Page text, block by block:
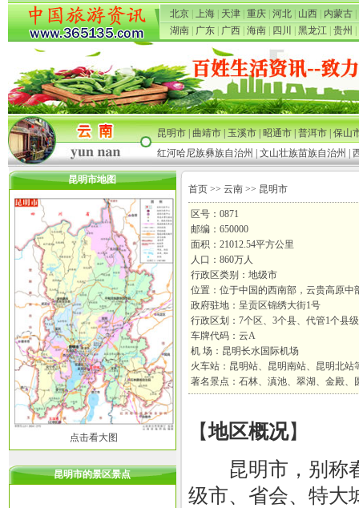
北京 上海 天津 重庆 河北 山西 内蒙古
湖南
广东 广西 海南 四川 黑龙江 贵州
昆明市|曲靖市|玉溪市|昭通市|普洱市|保山
红河哈尼族彝族自治州
文山壮族苗族自治州
昆明市地图
点击看大图
昆明市的景区景点
首页>> 云南>> 昆明市
区号：0871
邮编：650000
面积：21012.54平方公里
人口：860万人
行政区类别：地级市
位置：位于中国的西南部，云贵高原中
政府驻地：呈贡区锦绣大街1号
行政区划：7个区、3个县、代管1个县
车牌代码：云A
机 场：昆明长水国际机场
火车站：昆明站、昆明南站、昆明北站
著名景点：石林、滇池、翠湖、金殿、
【地区概况】
昆明市，别称
级市、省会、特大